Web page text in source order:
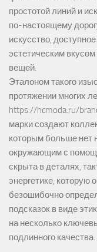
простотой линий и
по-настоящему
искусство,
эстетическим
вещей.
Эталоном такого
протяжении многих
https://hcmoda.ru/
марки создают
которым больше нет
окружающим с
скрыта в деталях,
энергетике, которую
безошибочно
подсказок в виде
на несколько
подлинного качества.